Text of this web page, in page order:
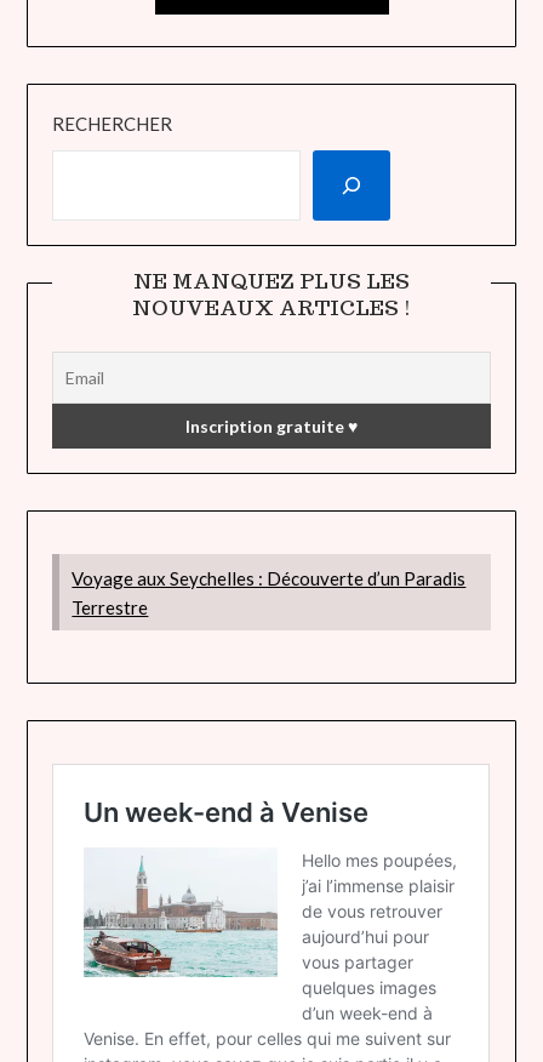
RECHERCHER
NE MANQUEZ PLUS LES
NOUVEAUX ARTICLES !
Voyage aux Seychelles : Découverte d’un Paradis
Terrestre